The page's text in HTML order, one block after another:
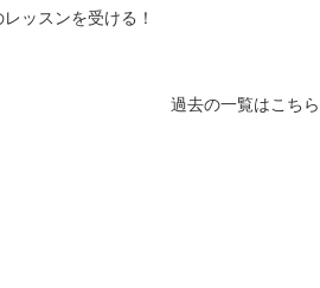
ッスンを受ける！
過去の一覧はこちら